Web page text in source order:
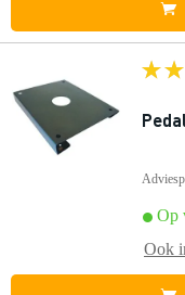
Op
Ook